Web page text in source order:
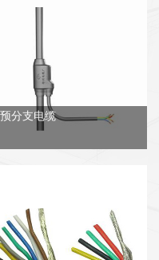
预分支电缆